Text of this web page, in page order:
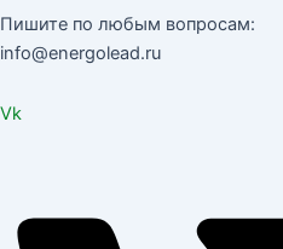
Пишите по любым вопросам:
info@energolead.ru
Vk